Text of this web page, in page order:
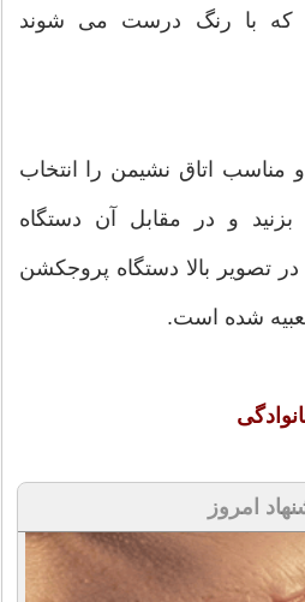
که با رنگ درست می شوند
مناسب اتاق نشیمن را انتخاب
و در مقابل آن دستگاه
تصویر بالا دستگاه پروجکشن
شده است.
امروز